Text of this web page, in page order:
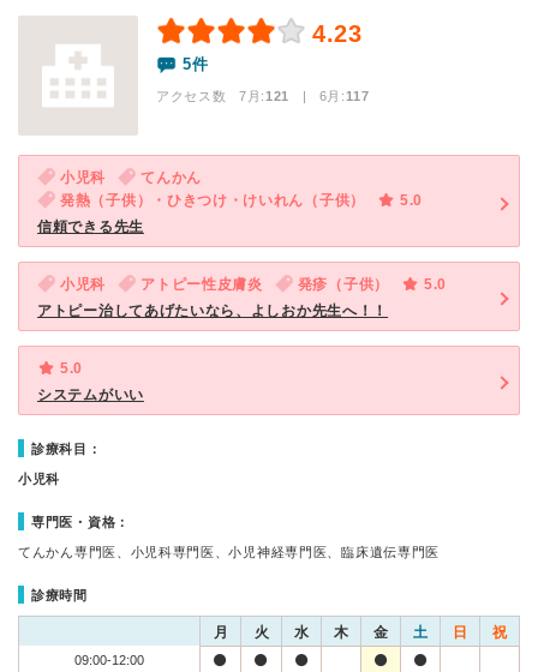
4.23
5件
アクセス数 7月:121 | 6月:117
小児科
てんかん
発熱（子供）・ひきつけ・けいれん（子供）
5.0
信頼できる先生
小児科 アトピー性皮膚炎 発疹（子供）
5.0
アトピー治してあげたいなら、よしおか先生へ！！
5.0
システムがいい
診療科目：
小児科
専門医・資格：
てんかん専門医、小児科専門医、小児神経専門医、臨床遺伝専門医
診療時間
月 火 水 木 金 土 日 祝
09:00-12:00